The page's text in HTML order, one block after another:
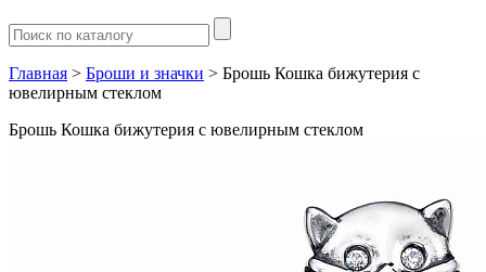
Главная > Броши и значки > Брошь Кошка бижутерия с
ювелирным стеклом
Брошь Кошка бижутерия с ювелирным стеклом